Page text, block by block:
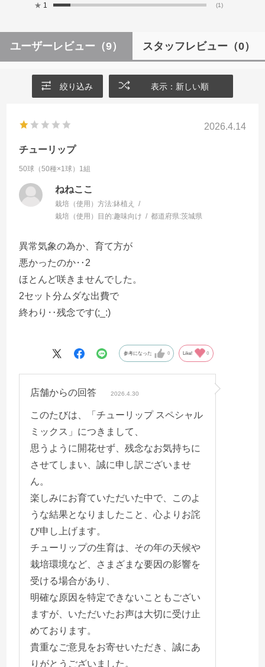
★ 1 (1)
ユーザーレビュー （9） スタッフレビュー （0）
絞り込み 表示：新しい順
2026.4.14
チューリップ
50球（50種×1球）1組
ねねここ
栽培（使用）方法:鉢植え
栽培（使用）目的:趣味向け 都道府県:茨城県
異常気象の為か、育て方が
悪かったのか‥2
ほとんど咲きませんでした。
2セット分ムダな出費で
終わり‥残念です(;_:)
参考になった 0 Like! 0
店舗からの回答 2026.4.30
このたびは、「チューリップ スペシャル
ミックス」につきまして、
思うように開花せず、残念なお気持ちに
させてしまい、誠に申し訳ございませ
ん。
楽しみにお育ていただいた中で、このよ
うな結果となりましたこと、心よりお詫
び申し上げます。
チューリップの生育は、その年の天候や
栽培環境など、さまざまな要因の影響を
受ける場合があり、
明確な原因を特定できないこともござい
ますが、いただいたお声は大切に受け止
めております。
貴重なご意見をお寄せいただき、誠にあ
りがとうございました。